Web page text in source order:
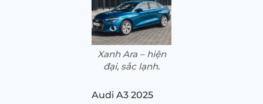
Xanh Ara – hiện
đại, sắc lạnh.
Audi A3 2025